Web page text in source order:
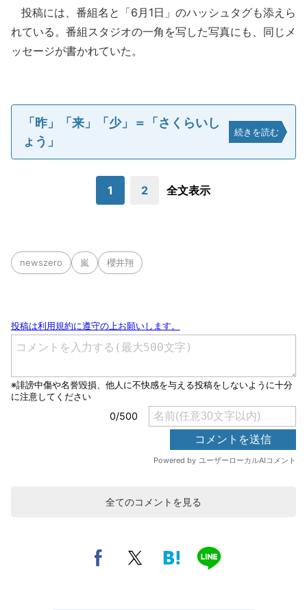
投稿には、番組名と「6月1日」のハッシュタグも添えら
れている。番組スタジオの一角を写した写真にも、同じメ
ッセージが書かれていた。
「昨」「来」「少」＝「さくらいし
ょう」
続きを読む
1 2 全文表示
newszero 嵐 櫻井翔
全てのコメントを見る